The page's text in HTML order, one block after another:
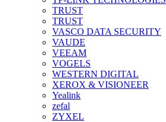
TRUST
TRUST
VASCO DATA SECURITY
VAUDE
VEEAM
VOGELS
WESTERN DIGITAL
XEROX & VISIONEER
Yealink
zefal
ZYXEL